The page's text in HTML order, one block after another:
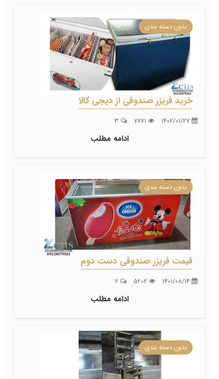
بدون دسته بندی
خرید فریزر صندوقی از دیجی کالا
ادامه مطلب
بدون دسته بندی
قیمت فریزر صندوقی دست دوم
ادامه مطلب
بدون دسته بندی